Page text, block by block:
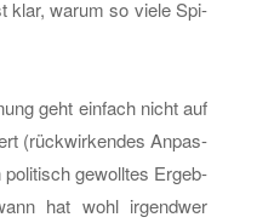
klar, warum so viele Spi­
geht ein­fach nicht auf
(rück­wir­ken­des An­pas­
po­li­tisch ge­woll­tes Er­geb­
hat wohl ir­gend­wer